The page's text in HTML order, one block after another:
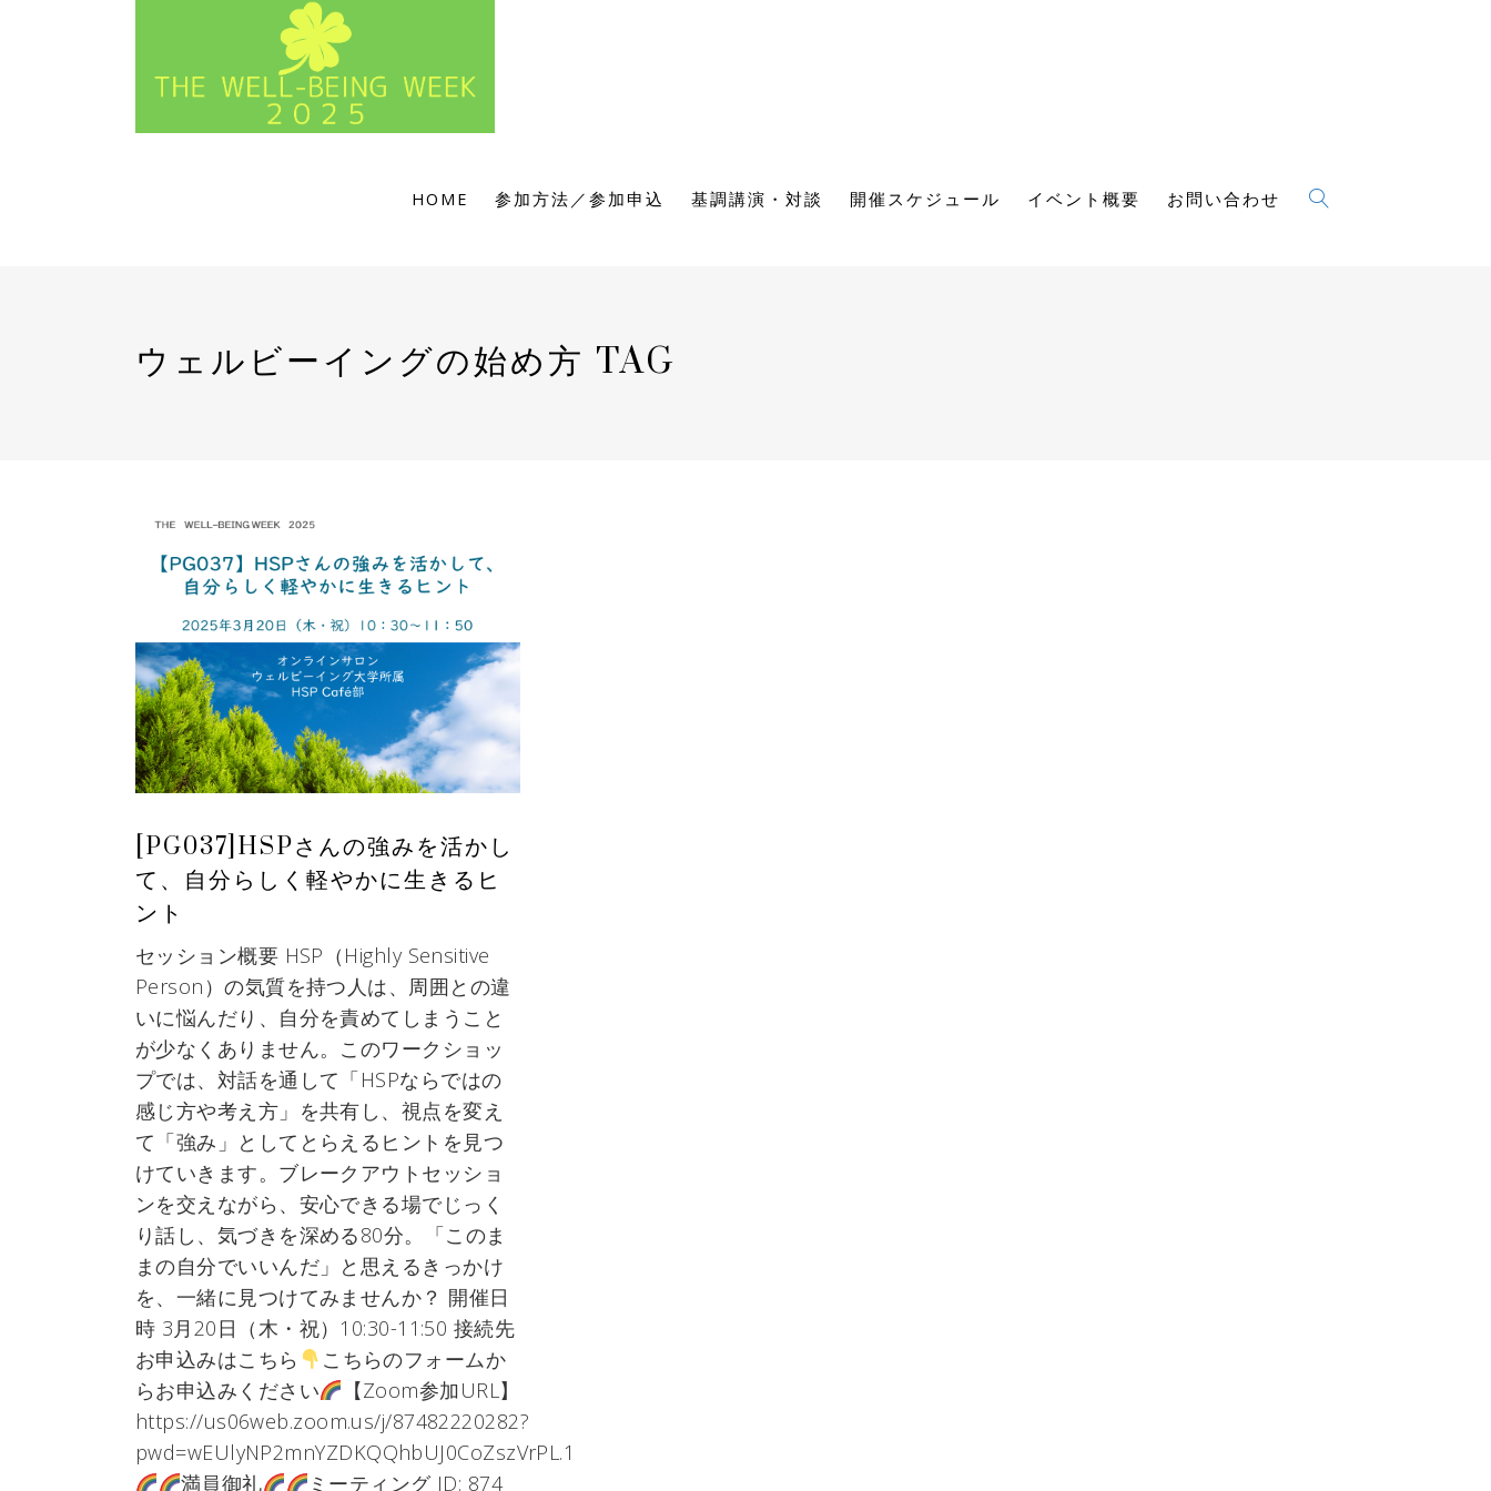
HOME 参加方法／参加申込 基調講演・対談 開催スケジュール イベント概要 お問い合わせ
ウェルビーイングの始め方 TAG
[PG037]HSPさんの強みを活かし
て、自分らしく軽やかに生きるヒ
ント
セッション概要 HSP（Highly Sensitive
Person）の気質を持つ人は、周囲との違
いに悩んだり、自分を責めてしまうこと
が少なくありません。このワークショッ
プでは、対話を通して「HSPならではの
感じ方や考え方」を共有し、視点を変え
て「強み」としてとらえるヒントを見つ
けていきます。ブレークアウトセッショ
ンを交えながら、安心できる場でじっく
り話し、気づきを深める80分。「このま
まの自分でいいんだ」と思えるきっかけ
を、一緒に見つけてみませんか？ 開催日
時 3月20日（木・祝）10:30-11:50 接続先
お申込みはこちら
こちらのフォームか
らお申込みください
【Zoom参加URL】
https://us06web.zoom.us/j/87482220282?
pwd=wEUlyNP2mnYZDKQQhbUJ0CoZszVrPL.1
満員御礼
ミーティング ID: 874